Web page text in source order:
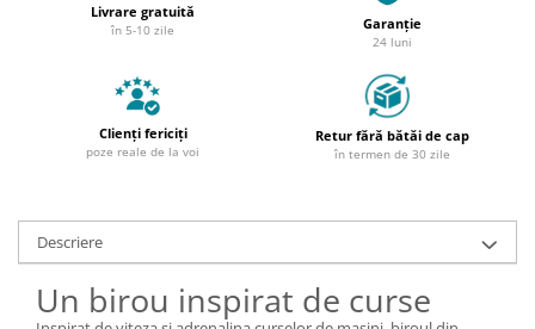
Livrare gratuită
în 5-10 zile Garanție
24 luni
Clienți fericiți
poze reale de la voi
Retur fără bătăi de cap
în termen de 30 zile
Descriere
Un birou inspirat de curse